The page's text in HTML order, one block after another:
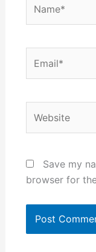
Save my
browser for